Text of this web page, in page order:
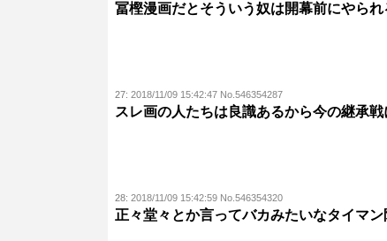
冨樫漫画だとそういう奴は開幕前にやられ
27: 2018/11/09 15:42:47 No.546354287
スレ画の人たちは良識あるから今の継承
28: 2018/11/09 15:42:59 No.546354320
正々堂々とか言ってバカみたいなタイマ